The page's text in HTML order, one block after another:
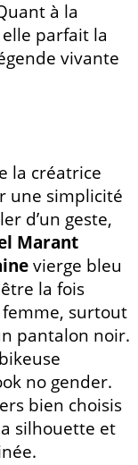
à la
parfait la
vivante
la créatrice
une simplicité
d’un geste,
Marant
vierge bleu
la fois
femme, surtout
pantalon noir.
no gender.
bien choisis
silhouette et